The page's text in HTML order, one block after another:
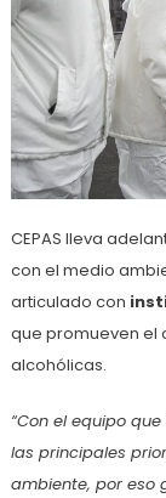
CEPAS lleva
con el medio
articulado con
que promueven el
alcohólicas.
“Con el equipo
las principales
ambiente, por eso